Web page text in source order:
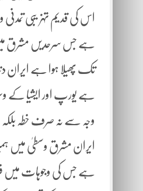
اس کی قدیم تہزیبی تمدنی
ہے جس سرحدیں مشرق میں
تک پھیلا ہوا ہے ایران
ہے یورپ اور ایشیا کے
وجہ سے نہ صرف خطہ بلکہ
ایران مشرق وسطیٰ میں